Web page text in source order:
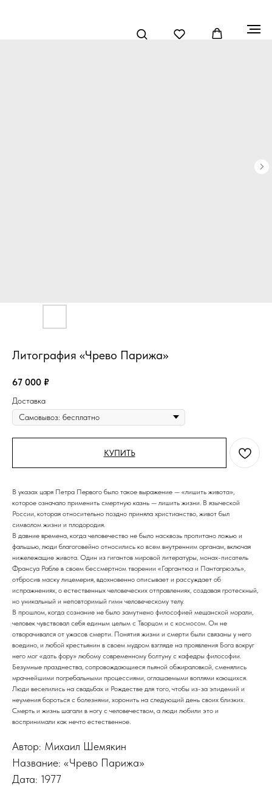
Литография «Чрево Парижа»
67 000 ₽
Доставка
КУПИТЬ
В указах царя Петра Первого было такое выражение — «лишить живота»,
которое означало применить смертную казнь — лишить жизни. В языческой
России, которая относительно поздно приняла христианство, живот был
символом жизни и плодородия.
В давние времена, когда человечество не было насквозь пропитано ложью и
фальшью, люди благоговейно относились ко всем внутренним органам, включая
нижележащие живота. Один из гигантов мировой литературы, монах-писатель
Франсуа Рабле в своем бессмертном творении «Гаргантюа и Пантагрюэль»,
отбросив маску лицемерия, вдохновенно описывает и рассуждает об
испражнениях, о естественных человеческих отправлениях, создавая гротескный,
но уникальный и неповторимый гимн человеческому телу.
В прошлом, когда сознание не было замутнено философией мещанской морали,
человек чувствовал себя единым целым с Творцом и с космосом. Он не
отворачивался от ужасов смерти. Понятия жизни и смерти были связаны у него
воедино, и любой крестьянин в своем мудром взгляде на проявления Бога вокруг
него мог «дать фору» любому современному болтуну с кафедры философии.
Безумные празднества, сопровождающиеся пьяной обжираловкой, сменялись
мрачнейшими погребальными процессиями, оглашаемыми воплями кающихся.
Люди веселились на свадьбах и Рождестве для того, чтобы из-за эпидемий и
неумения бороться с болезнями, хоронить на следующий день своих близких.
Смерть и жизнь шагали в ногу с человечеством, а люди любили это и
воспринимали как нечто естественное.
Автор: Михаил Шемякин
Название: «Чрево Парижа»
Дата: 1977